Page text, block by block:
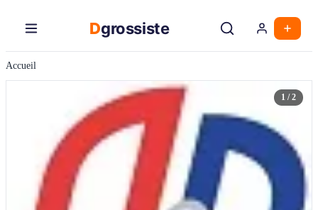
contenu
principal
Dgrossiste
Accueil
1 / 2